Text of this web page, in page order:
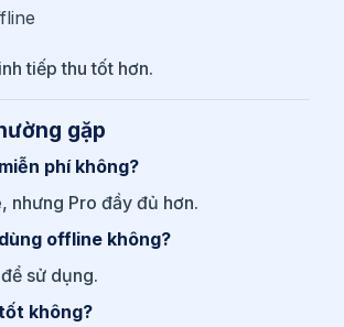
tiếp thu tốt hơn.
gặp
phí không?
nhưng Pro đầy đủ hơn.
offline không?
sử dụng.
không?